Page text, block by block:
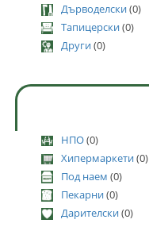
Дърводелски(0)
Тапицерски(0)
Други(0)
НПО(0)
Хипермаркети(0)
Под наем (0)
Пекарни(0)
Дарителски(0)